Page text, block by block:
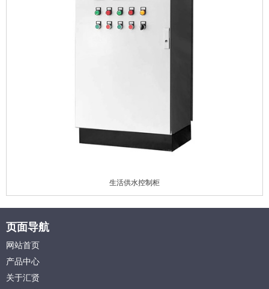
生活供水控制柜
页面导航
网站首页
产品中心
关于汇贤